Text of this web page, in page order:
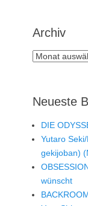
Archiv
Archiv
Neueste
DIE
Yutaro
gekijoban)
wünscht